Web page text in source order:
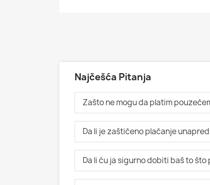
Najčešća Pitanja
Zašto ne mogu da platim
Da li je zaštićeno plaćanje
Da li ću ja sigurno dobiti baš to